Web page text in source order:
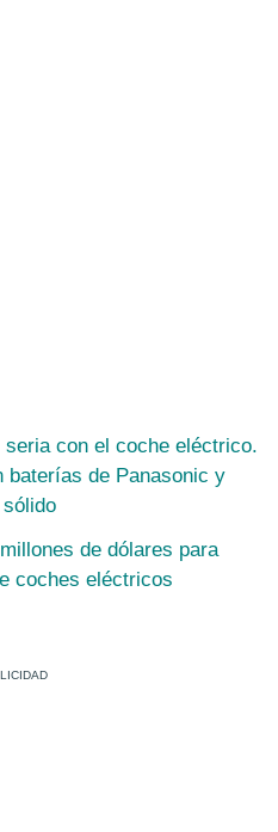
con el coche eléctrico.
baterías de Panasonic y
de dólares para
coches eléctricos